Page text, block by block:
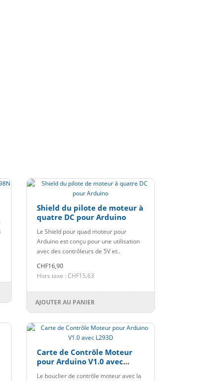
Shield du pilote de moteur à
quatre DC pour Arduino
Le Shield pour quad moteur pour
Arduino est conçu pour une utilisation
avec des contrôleurs de 5V et..
CHF16,90
Hors taxe : CHF15,63
AJOUTER AU PANIER
Carte de Contrôle Moteur
pour Arduino V1.0 avec
Le bouclier de contrôle moteur avec la